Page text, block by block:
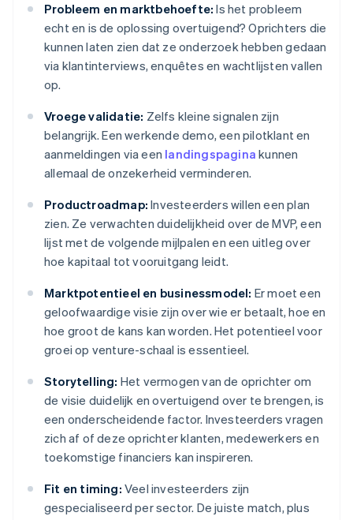
Probleem en marktbehoefte: Is het probleem
echt en is de oplossing overtuigend? Oprichters die
kunnen laten zien dat ze onderzoek hebben gedaan
via klantinterviews, enquêtes en wachtlijsten vallen
op.
Vroege validatie: Zelfs kleine signalen zijn
belangrijk. Een werkende demo, een pilotklant en
aanmeldingen via een landingspagina kunnen
allemaal de onzekerheid verminderen.
Productroadmap: Investeerders willen een plan
zien. Ze verwachten duidelijkheid over de MVP, een
lijst met de volgende mijlpalen en een uitleg over
hoe kapitaal tot vooruitgang leidt.
Marktpotentieel en businessmodel: Er moet een
geloofwaardige visie zijn over wie er betaalt, hoe en
hoe groot de kans kan worden. Het potentieel voor
groei op venture-schaal is essentieel.
Storytelling: Het vermogen van de oprichter om
de visie duidelijk en overtuigend over te brengen, is
een onderscheidende factor. Investeerders vragen
zich af of deze oprichter klanten, medewerkers en
toekomstige financiers kan inspireren.
Fit en timing: Veel investeerders zijn
gespecialiseerd per sector. De juiste match, plus